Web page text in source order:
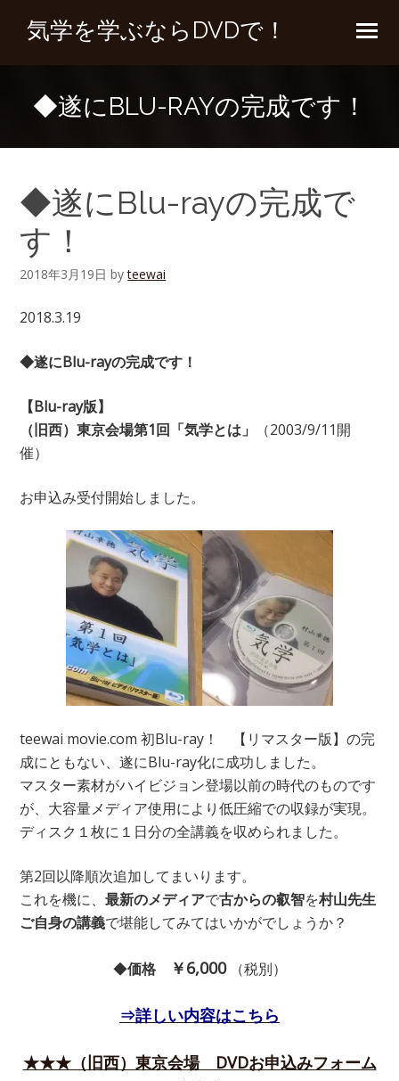
気学を学ぶならDVDで！
◆遂にBLU-RAYの完成です！
◆遂にBlu-rayの完成で
す！
2018年3月19日 byteewai
2018.3.19
◆遂にBlu-rayの完成です！
【Blu-ray版】
（旧西）東京会場第1回「気学とは」
（2003/9/11開
催）
お申込み受付開始しました。
teewai movie.com 初Blu-ray！ 【リマスター版】の完
成にともない、遂にBlu-ray化に成功しました。
マスター素材がハイビジョン登場以前の時代のものです
が、大容量メディア使用により低圧縮での収録が実現。
ディスク１枚に１日分の全講義を収められました。
第2回以降順次追加してまいります。
これを機に、最新のメディアで古からの叡智を村山先生
ご自身の講義で堪能してみてはいかがでしょうか？
◆価格 ￥6,000 （税別）
⇒詳しい内容はこちら
★★★（旧西）東京会場 DVDお申込みフォーム